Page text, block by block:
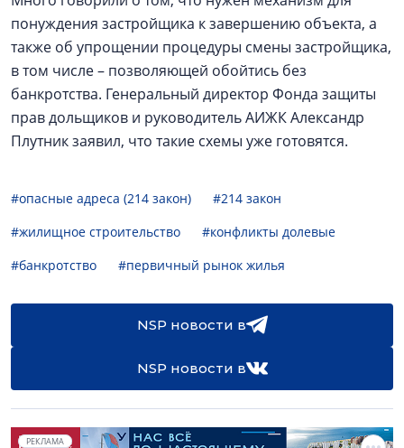
понуждения застройщика к завершению объекта, а
также об упрощении процедуры смены застройщика,
в том числе – позволяющей обойтись без
банкротства. Генеральный директор Фонда защиты
прав дольщиков и руководитель АИЖК Александр
Плутник заявил, что такие схемы уже готовятся.
#опасные адреса (214 закон)
#214 закон
#жилищное строительство
#конфликты долевые
#банкротство
#первичный рынок жилья
NSP новости в
NSP новости в
РЕКЛАМА